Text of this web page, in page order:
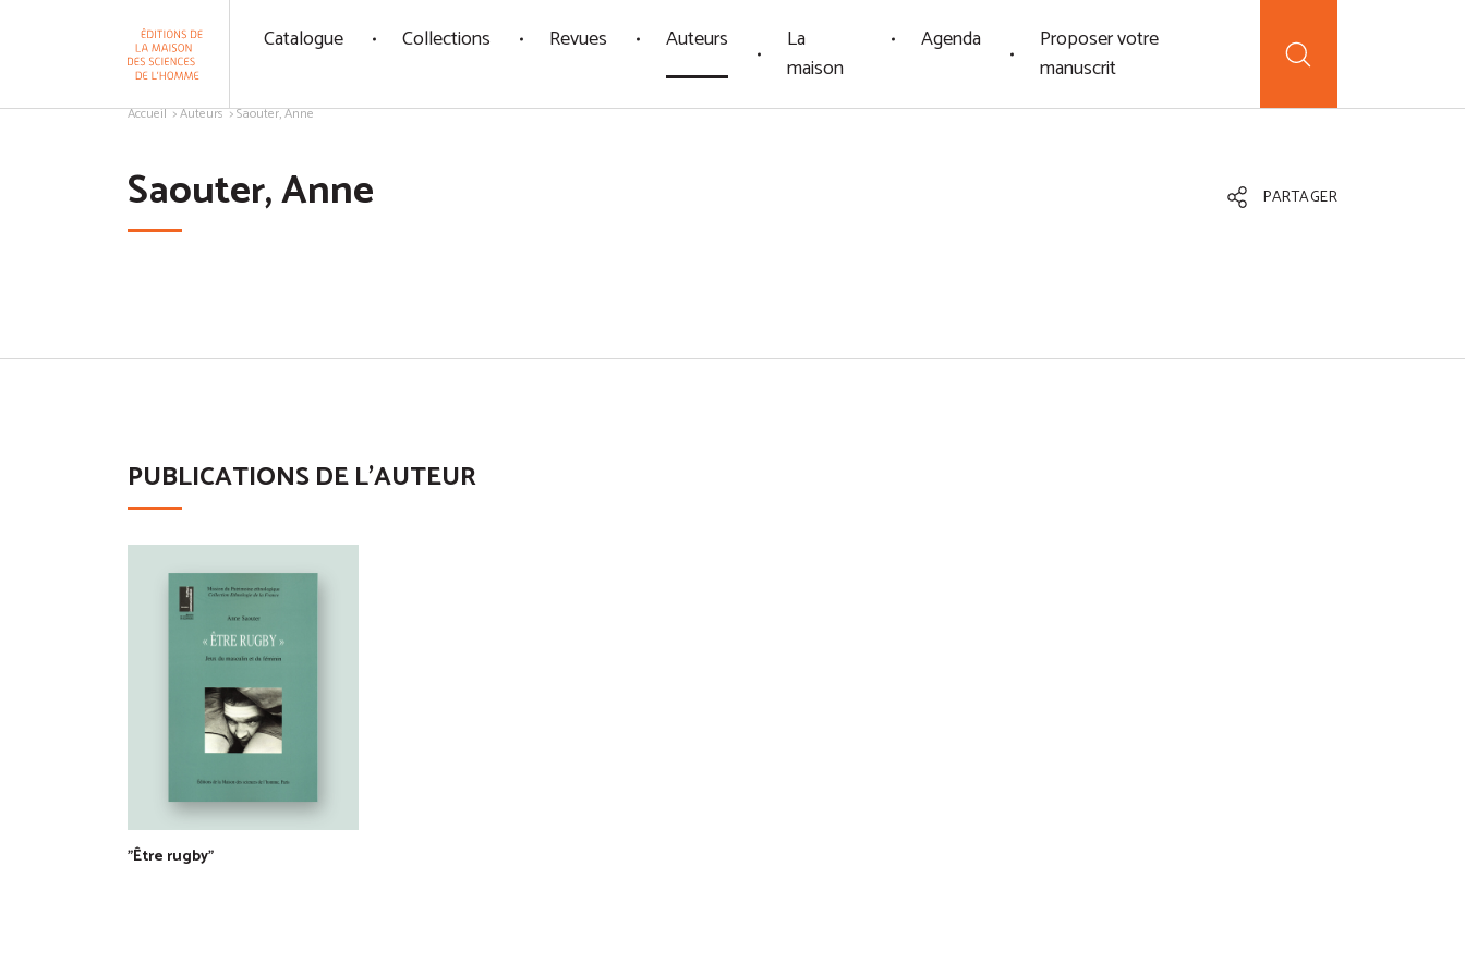
Catalogue Collections Revues Auteurs
La
maison
Agenda
Proposer votre
manuscrit
Accueil Auteurs Saouter, Anne
Saouter, Anne PARTAGER
PUBLICATIONS DE L'AUTEUR
"Être rugby"